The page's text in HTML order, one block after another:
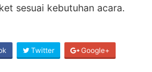
sesuai kebutuhan acara.
Twitter Google+